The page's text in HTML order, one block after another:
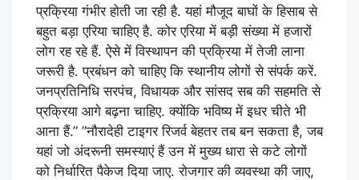
प्रक्रिया गंभीर होती जा रही है. यहां मौजूद बाघों के हिसाब से
बहुत बड़ा एरिया चाहिए है. कोर एरिया में बड़ी संख्या में हजारों
लोग रह रहे हैं. ऐसे में विस्थापन की प्रक्रिया में तेजी लाना
जरूरी है. प्रबंधन को चाहिए कि स्थानीय लोगों से संपर्क करें.
जनप्रतिनिधि सरपंच, विधायक और सांसद सब की सहमति से
प्रक्रिया आगे बढ़ना चाहिए. क्योंकि भविष्य में इधर चीते भी
आना हैं.” ”नौरादेही टाइगर रिजर्व बेहतर तब बन सकता है, जब
यहां जो अंदरूनी समस्याएं हैं उन में मुख्य धारा से कटे लोगों
को निर्धारित पैकेज दिया जाए. रोजगार की व्यवस्था की जाए,